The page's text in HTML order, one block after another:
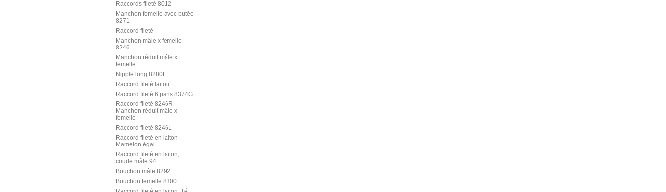
Raccords fileté 8012
Manchon femelle avec butée
8271
Raccord fileté
Manchon mâle x femelle
8246
Manchon réduit mâle x
femelle
Nipple long 8280L
Raccord fileté laiton
Raccord fileté 6 pans 8374G
Raccord fileté 8246R
Manchon réduit mâle x
femelle
Raccord fileté 8246L
Raccord fileté en laiton
Mamelon égal
Raccord fileté en laiton,
coude mâle 94
Bouchon mâle 8292
Bouchon femelle 8300